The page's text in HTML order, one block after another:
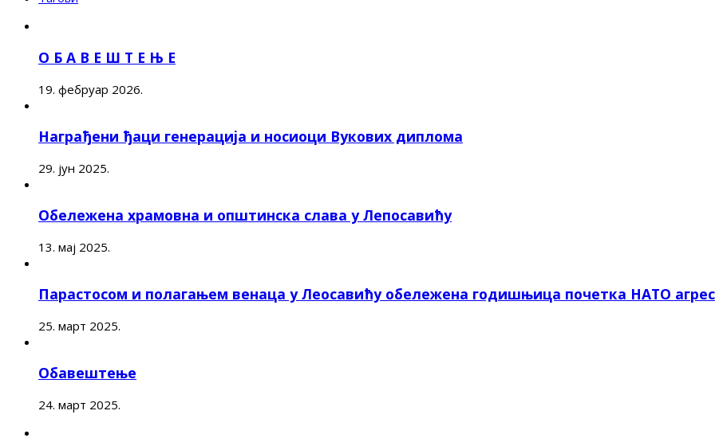
О Б А В Е Ш Т Е Њ Е
19. фебруар 2026.
Награђени ђаци генерација и носиоци Вукових диплома
29. јун 2025.
Обележена храмовна и општинска слава у Лепосавићу
13. мај 2025.
Парастосом и полагањем венаца у Леосавићу обележена годишњица почетка НАТО
25. март 2025.
Обавештење
24. март 2025.